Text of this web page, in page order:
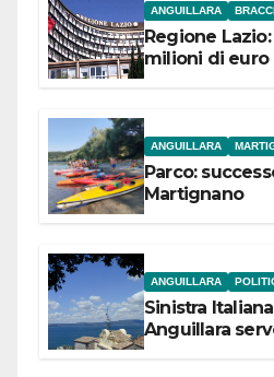
ANGUILLARA
Regione
milioni di euro
ANGUILLARA
Parco:
Martignano
ANGUILLARA
Sinistra Italiana
Anguillara